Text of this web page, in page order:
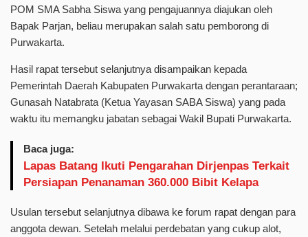
POM SMA Sabha Siswa yang pengajuannya diajukan oleh
Bapak Parjan, beliau merupakan salah satu pemborong di
Purwakarta.
Hasil rapat tersebut selanjutnya disampaikan kepada
Pemerintah Daerah Kabupaten Purwakarta dengan perantaraan;
Gunasah Natabrata (Ketua Yayasan SABA Siswa) yang pada
waktu itu memangku jabatan sebagai Wakil Bupati Purwakarta.
Baca juga:
Lapas Batang Ikuti Pengarahan Dirjenpas Terkait
Persiapan Penanaman 360.000 Bibit Kelapa
Usulan tersebut selanjutnya dibawa ke forum rapat dengan para
anggota dewan. Setelah melalui perdebatan yang cukup alot,